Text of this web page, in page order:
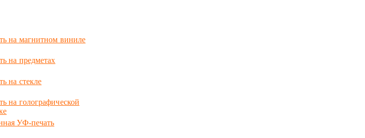
на магнитном виниле
на предметах
на стекле
на голографической
УФ-печать